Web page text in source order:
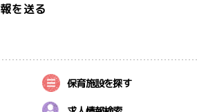
を送る
保育施設を探す